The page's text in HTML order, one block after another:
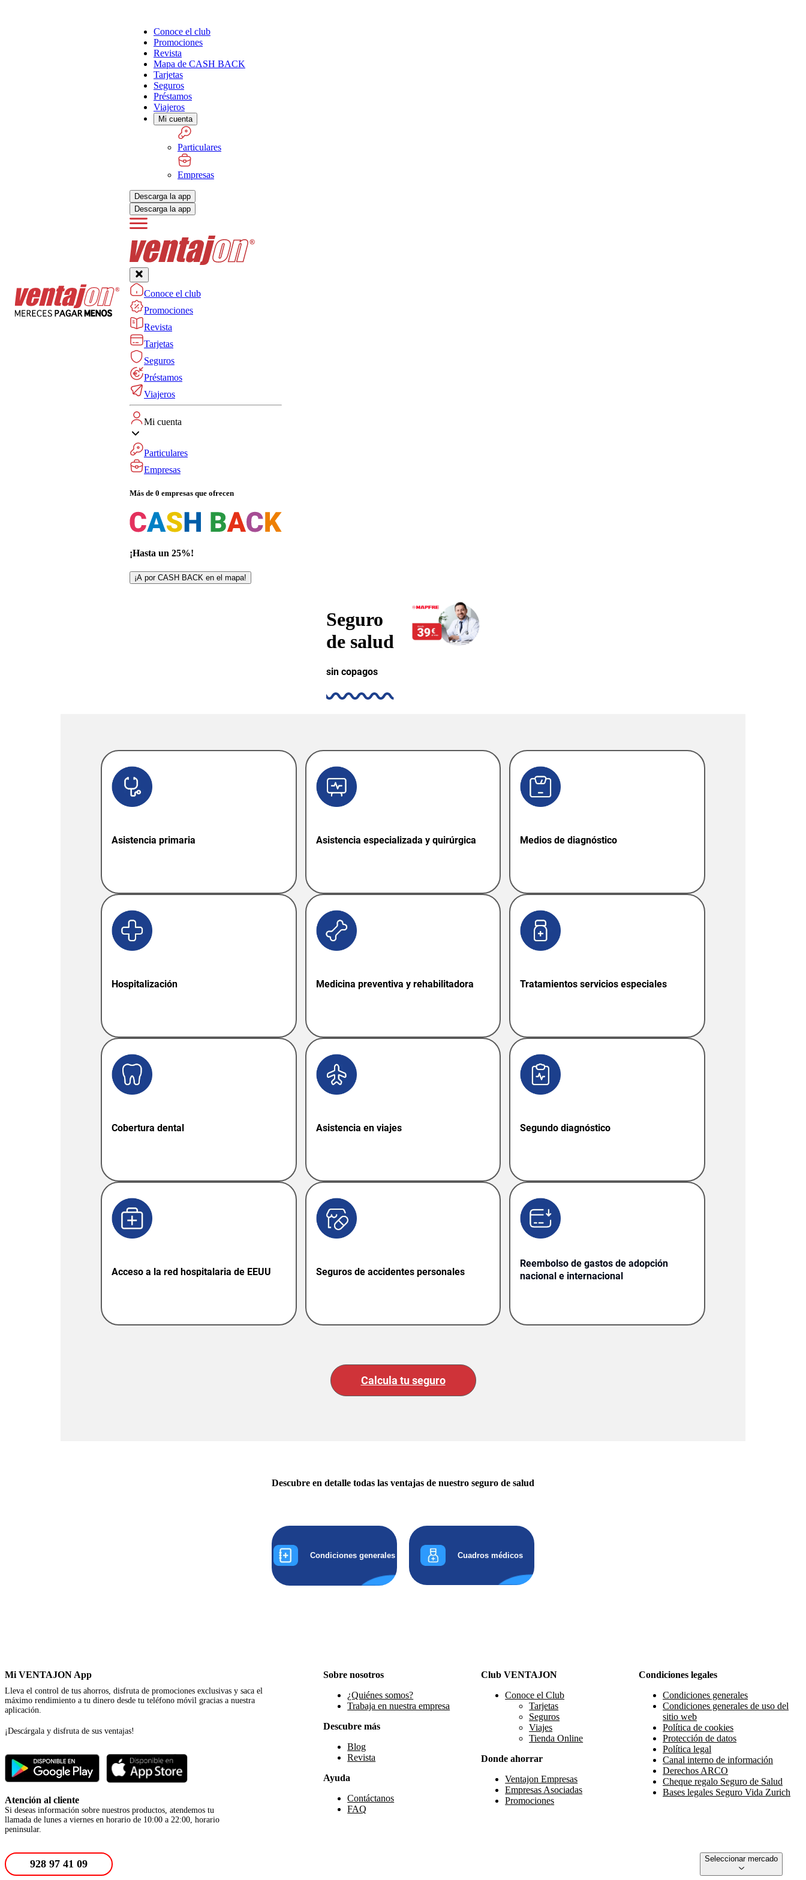
Conoce el club
Promociones
Revista
Mapa de CASH BACK
Tarjetas
Seguros
Préstamos
Viajeros
Mi cuenta
Particulares
Empresas
Descarga la app
Descarga la app
Conoce el club
Promociones
Revista
Tarjetas
Seguros
Préstamos
Viajeros
Mi cuenta
Particulares
Empresas
Más de 0 empresas que ofrecen
¡Hasta un 25%!
¡A por CASH BACK en el mapa!
Seguro
de salud
sin copagos
Asistencia primaria Asistencia especializada y quirúrgica Medios de diagnóstico
Hospitalización Medicina preventiva y rehabilitadora Tratamientos servicios especiales
Cobertura dental Asistencia en viajes Segundo diagnóstico
Acceso a la red hospitalaria de EEUU Seguros de accidentes personales
Reembolso de gastos de adopción
nacional e internacional
Calcula tu seguro
Descubre en detalle todas las ventajas de nuestro seguro de salud
Condiciones generales Cuadros médicos
Mi VENTAJON App
Lleva el control de tus ahorros, disfruta de promociones exclusivas y saca el
máximo rendimiento a tu dinero desde tu teléfono móvil gracias a nuestra
aplicación.
¡Descárgala y disfruta de sus ventajas!
Atención al cliente
Si deseas información sobre nuestros productos, atendemos tu
llamada de lunes a viernes en horario de 10:00 a 22:00, horario
peninsular.
Sobre nosotros
¿Quiénes somos?
Trabaja en nuestra empresa
Descubre más
Blog
Revista
Ayuda
Contáctanos
FAQ
Club VENTAJON
Conoce el Club
Tarjetas
Seguros
Viajes
Tienda Online
Donde ahorrar
Ventajon Empresas
Empresas Asociadas
Promociones
Condiciones legales
Condiciones generales
Condiciones generales de uso del
sitio web
Política de cookies
Protección de datos
Política legal
Canal interno de información
Derechos ARCO
Cheque regalo Seguro de Salud
Bases legales Seguro Vida Zurich
928 97 41 09 Seleccionar mercado